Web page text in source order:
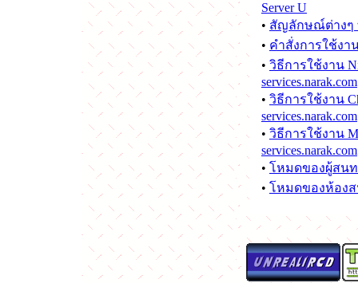
Server U
• สัญลักษณ์ต่างๆ
• คำสั่งการใช้งา
• วิธีการใช้งาน
services.narak.com
• วิธีการใช้งาน
services.narak.com
• วิธีการใช้งาน
services.narak.com
• โหมดของผู้สนท
• โหมดของห้องส